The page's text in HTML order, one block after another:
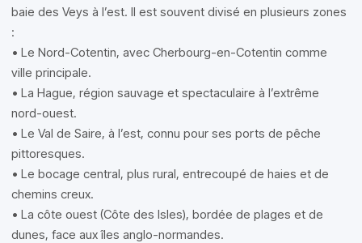
baie des Veys à l’est. Il est souvent divisé en plusieurs zones
:
• Le Nord-Cotentin, avec Cherbourg-en-Cotentin comme
ville principale.
• La Hague, région sauvage et spectaculaire à l’extrême
nord-ouest.
• Le Val de Saire, à l’est, connu pour ses ports de pêche
pittoresques.
• Le bocage central, plus rural, entrecoupé de haies et de
chemins creux.
• La côte ouest (Côte des Isles), bordée de plages et de
dunes, face aux îles anglo-normandes.